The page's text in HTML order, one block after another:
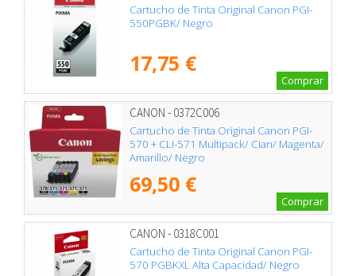
Cartucho de Tinta Original Canon PGI-
550PGBK/ Negro
17,75 €
Comprar
CANON - 0372C006
Cartucho de Tinta Original Canon PGI-
570 + CLI-571 Multipack/ Cian/ Magenta/
Amarillo/ Negro
69,50 €
Comprar
CANON - 0318C001
Cartucho de Tinta Original Canon PGI-
570 PGBKXL Alta Capacidad/ Negro